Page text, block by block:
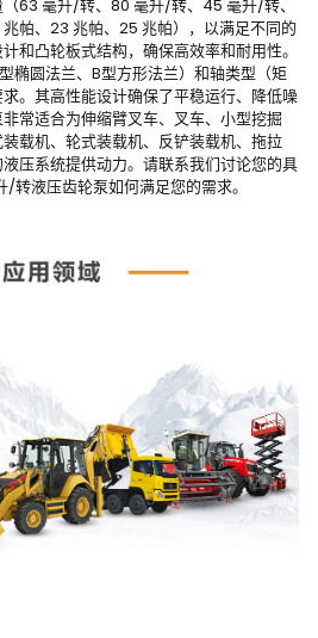
63 毫升/转、80 毫升/转、45 毫升/转、
帕、23 兆帕、25 兆帕），以满足不同的
和凸轮板式结构，确保高效率和耐用性。
椭圆法兰、B型方形法兰）和轴类型（矩
。其高性能设计确保了平稳运行、降低噪
常适合为伸缩臂叉车、叉车、小型挖掘
载机、轮式装载机、反铲装载机、拖拉
压系统提供动力。请联系我们讨论您的具
液压齿轮泵如何满足您的需求。